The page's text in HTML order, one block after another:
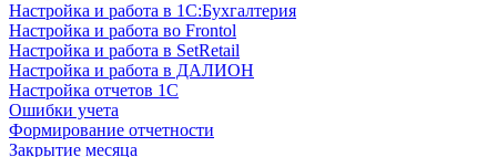
Настройка и работа в 1С:Бухгалтерия
Настройка и работа во Frontol
Настройка и работа в SetRetail
Настройка и работа в ДАЛИОН
Настройка отчетов 1С
Ошибки учета
Формирование отчетности
Закрытие месяца